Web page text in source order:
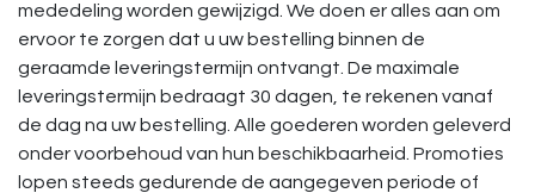
mededeling worden gewijzigd. We doen er alles aan om
ervoor te zorgen dat u uw bestelling binnen de
geraamde leveringstermijn ontvangt. De maximale
leveringstermijn bedraagt 30 dagen, te rekenen vanaf
de dag na uw bestelling. Alle goederen worden geleverd
onder voorbehoud van hun beschikbaarheid. Promoties
lopen steeds gedurende de aangegeven periode of